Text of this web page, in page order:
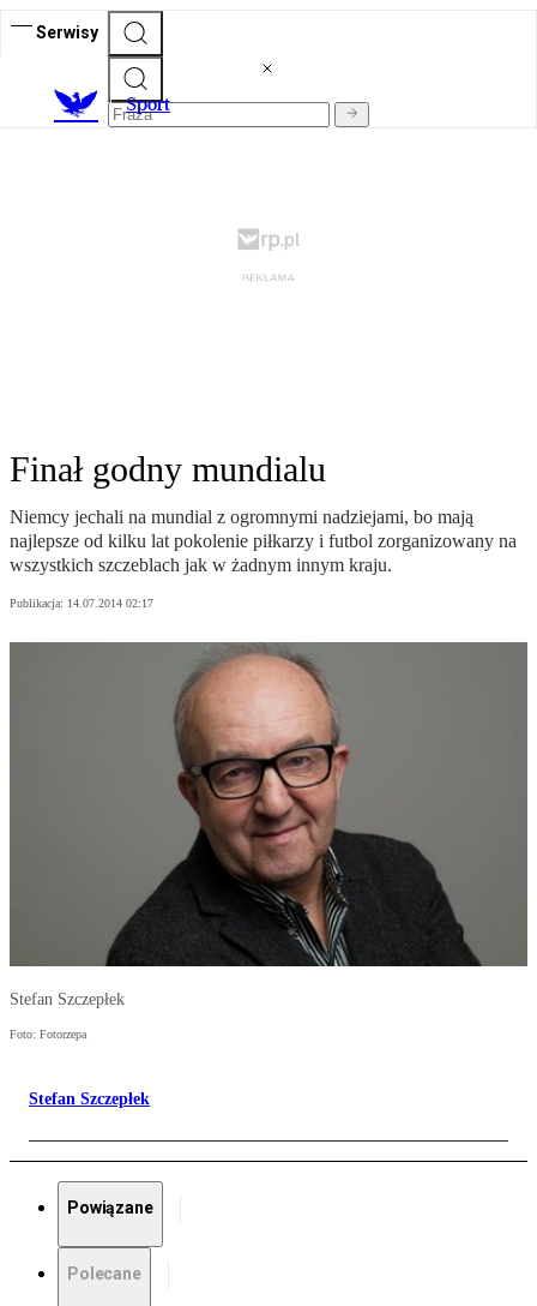
Serwisy
Sport
Finał godny mundialu
Niemcy jechali na mundial z ogromnymi nadziejami, bo mają
najlepsze od kilku lat pokolenie piłkarzy i futbol zorganizowany na
wszystkich szczeblach jak w żadnym innym kraju.
Publikacja: 14.07.2014 02:17
Stefan Szczepłek
Foto: Fotorzepa
Stefan Szczepłek
Powiązane
Polecane